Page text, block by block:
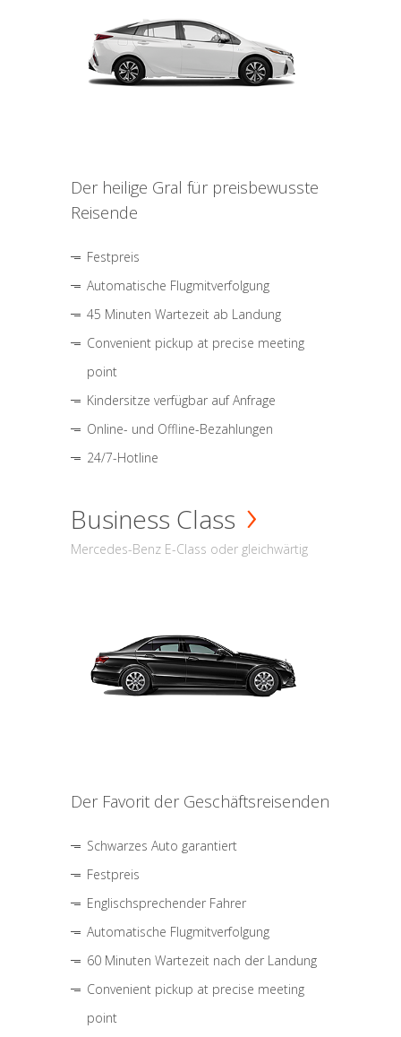
Der heilige Gral für preisbewusste
Reisende
Festpreis
Automatische Flugmitverfolgung
45 Minuten Wartezeit ab Landung
Convenient pickup at precise meeting
point
Kindersitze verfügbar auf Anfrage
Online- und Offline-Bezahlungen
24/7-Hotline
Business Class
Mercedes-Benz E-Class oder gleichwärtig
Der Favorit der Geschäftsreisenden
Schwarzes Auto garantiert
Festpreis
Englischsprechender Fahrer
Automatische Flugmitverfolgung
60 Minuten Wartezeit nach der Landung
Convenient pickup at precise meeting
point